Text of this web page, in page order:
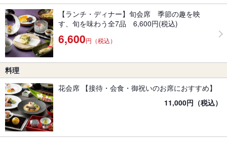
【ランチ・ディナー】旬会席 季節の趣を映
す、旬を味わう全7品 6,600円(税込)
6,600円（税込）
料理
花会席 【接待・会食・御祝いのお席におすすめ】
11,000円（税込）